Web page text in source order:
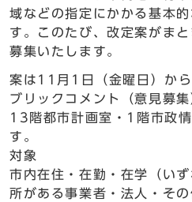
域などの指定にかかる基本
す。このたび、改定案がま
募集いたします。
案は11月1日（金曜日）か
ブリックコメント（意見募
13階都市計画室・1階市政
す。
対象
市内在住・在勤・在学（い
所がある事業者・法人・そ